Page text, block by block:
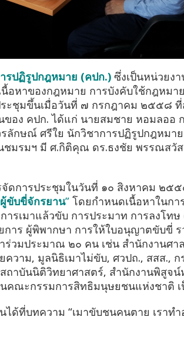
รปฏิรูปกฎหมาย (คปก.) ซึ่งเป็นหน่วยง
อหาของกฎหมาย การบังคับใช้กฎหม
ะชุมขึ้นเมื่อวันที่ ๗ กรกฎาคม ๒๕๕๘ ที่
อง คปก. ได้แก่ นายสมชาย หอมลออ
ลักษณ์ ศรีใย นักวิชาการปฏิรูปกฎหม
มรมฯ มี ศ.กิติคุณ ดร.ธงชัย พรรณสวั
ดการประชุมในวันที่ ๑๐ สิงหาคม ๒๕
ขับขี่จักรยาน” โดยกำหนดเนื้อหาในก
รเมาแล้วขับ การประมาท การลงโท
าร ผู้พิพากษา การให้ใบอนุญาตขับขี่
วมประมาณ ๒๐ คน เช่น สำนักงานศา
ความ, มูลนิธิเมาไม่ขับ, ศวปถ., สสส.,
าบันนิติวิทยาศาสตร์, สำนักงานพิสูจ
คณะกรรมการสิทธิมนุษยชนแห่งชาติ
ที่บทความ “เมาขับชนคนตาย เราทำ